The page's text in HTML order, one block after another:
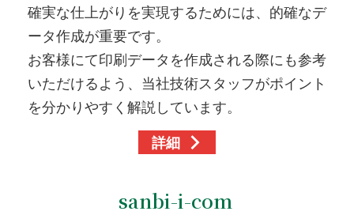
確実な仕上がりを実現するためには、的確なデ
ータ作成が重要です。
お客様にて印刷データを作成される際にも参考
いただけるよう、当社技術スタッフがポイント
を分かりやすく解説しています。
詳細
sanbi-i-com